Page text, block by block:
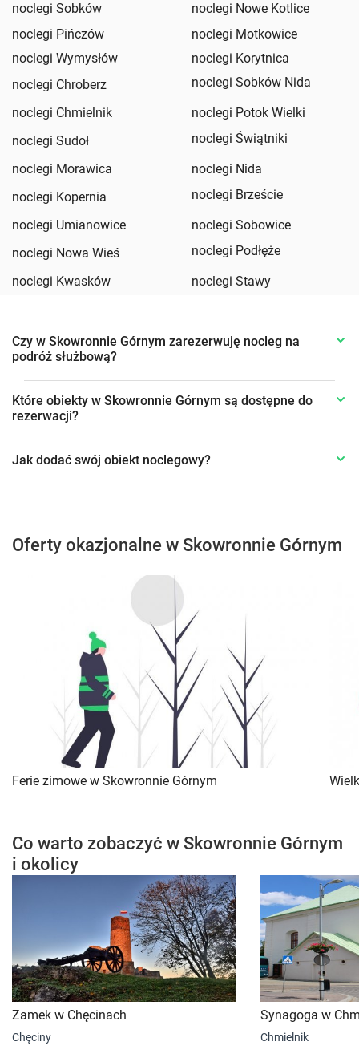
noclegi Sobków
noclegi Nowe Kotlice
noclegi Pińczów
noclegi Motkowice
noclegi Wymysłów
noclegi Korytnica
noclegi Chroberz
noclegi Sobków Nida
noclegi Chmielnik
noclegi Potok Wielki
noclegi Sudoł
noclegi Świątniki
noclegi Morawica
noclegi Nida
noclegi Kopernia
noclegi Brzeście
noclegi Umianowice
noclegi Sobowice
noclegi Nowa Wieś
noclegi Podłęże
noclegi Kwasków
noclegi Stawy
Czy w Skowronnie Górnym zarezerwuję nocleg na
podróż służbową?
Które obiekty w Skowronnie Górnym są dostępne do
rezerwacji?
Jak dodać swój obiekt noclegowy?
Oferty okazjonalne w Skowronnie Górnym
Ferie zimowe w Skowronnie Górnym
Co warto zobaczyć w Skowronnie Górnym
i okolicy
Zamek w Chęcinach
Chęciny
Synagoga w
Chmielnik